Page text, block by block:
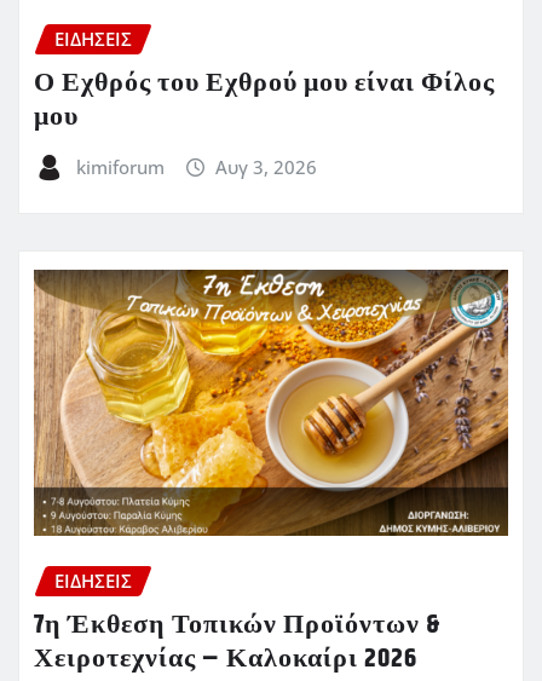
ΕΙΔΗΣΕΙΣ
Ο Εχθρός του Εχθρού μου είναι Φίλος
μου
kimiforum Αυγ 3, 2026
ΕΙΔΗΣΕΙΣ
7η Έκθεση Τοπικών Προϊόντων &
Χειροτεχνίας – Καλοκαίρι 2026